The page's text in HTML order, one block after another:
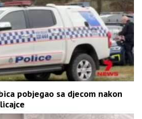
pobjegao sa djecom nakon